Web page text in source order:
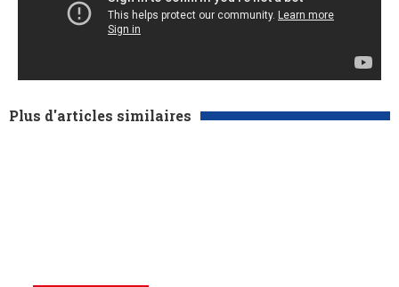
Plus d'articles similaires